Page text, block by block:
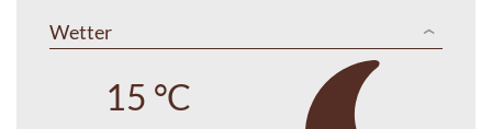
Wetter
15 °C